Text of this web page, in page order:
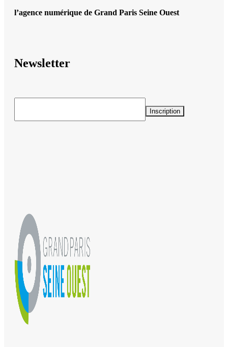
l’agence numérique de Grand Paris Seine Ouest
Newsletter